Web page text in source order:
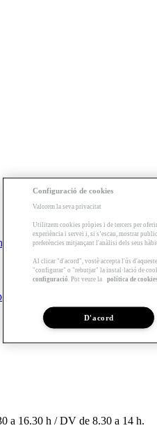
a 16.30 h / DV de 8.30 a 14 h.
Configuració de cookies
Valorem la seva privacitat
Utilitzem cookies pròpies i de tercers per
experiència i servei i, si s’escau, mostrar
preferències mitjançant l'anàlisi dels seus
Al clicar "d'acord", vostè accepta l'ús
"configurar" o "rebutjar" la instal·lació de
configuració . Pot veure la política de
D'acord